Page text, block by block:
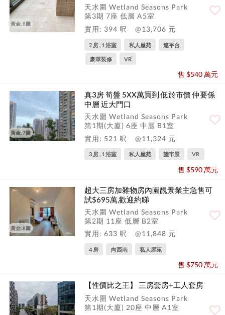
黃金, 8圖
天水圍 Wetland Seasons Park
第3期 7座 低層 A5室
實用: 394 呎
@13,706 元
2 房 , 1 浴室 私人屋苑 連平台
豪華裝修 VR
售 $540 萬元
黃金, 7圖
真3房 筍盤 5XX萬買到 低於市價 仲要係
中層 近大門口
天水圍 Wetland Seasons Park
第1期(大廈) 6座 中層 B1室
實用: 521 呎
@11,324 元
3 房 , 1 浴室 私人屋苑 望市景 VR
售 $590 萬元
黃金, 8圖
️超大三房加雜物房️內園靚景業主急售可
試$695萬,歡迎約睇
天水圍 Wetland Seasons Park
第2期 11座 低層 B2室
實用: 633 呎
@11,848 元
4 房 向西南 私人屋苑
售 $750 萬元
【性價比之王】 三房套房+工人套房
天水圍 Wetland Seasons Park
第1期(大廈) 20座 中層 A1室